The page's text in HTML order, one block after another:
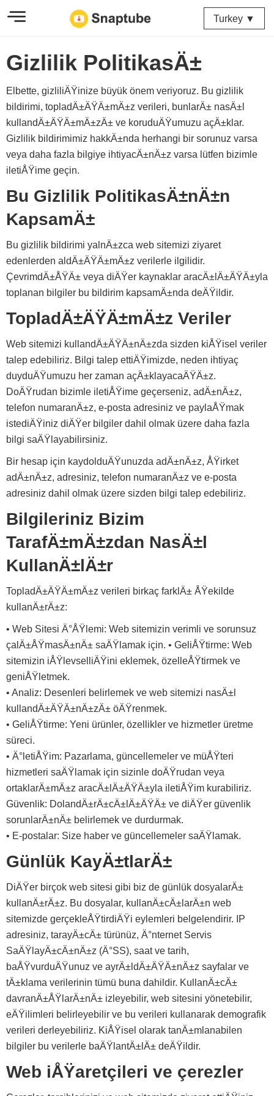
Turkey ▼
Gizlilik PolitikasÄ±
Elbette, gizliliÄŸinize büyük önem veriyoruz. Bu gizlilik
bildirimi, topladÄ±ÄŸÄ±mÄ±z verileri, bunlarÄ± nasÄ±l
kullandÄ±ÄŸÄ±mÄ±zÄ± ve koruduÄŸumuzu açÄ±klar.
Gizlilik bildirimimiz hakkÄ±nda herhangi bir sorunuz varsa
veya daha fazla bilgiye ihtiyacÄ±nÄ±z varsa lütfen bizimle
iletiÅŸime geçin.
Bu Gizlilik PolitikasÄ±nÄ±n
KapsamÄ±
Bu gizlilik bildirimi yalnÄ±zca web sitemizi ziyaret
edenlerden aldÄ±ÄŸÄ±mÄ±z verilerle ilgilidir.
ÇevrimdÄ±ÅŸÄ± veya diÄŸer kaynaklar aracÄ±lÄ±ÄŸÄ±yla
toplanan bilgiler bu bildirim kapsamÄ±nda deÄŸildir.
TopladÄ±ÄŸÄ±mÄ±z Veriler
Web sitemizi kullandÄ±ÄŸÄ±nÄ±zda sizden kiÅŸisel veriler
talep edebiliriz. Bilgi talep ettiÄŸimizde, neden ihtiyaç
duyduÄŸumuzu her zaman açÄ±klayacaÄŸÄ±z.
DoÄŸrudan bizimle iletiÅŸime geçerseniz, adÄ±nÄ±z,
telefon numaranÄ±z, e-posta adresiniz ve paylaÅŸmak
istediÄŸiniz diÄŸer bilgiler dahil olmak üzere daha fazla
bilgi saÄŸlayabilirsiniz.
Bir hesap için kaydolduÄŸunuzda adÄ±nÄ±z, ÅŸirket
adÄ±nÄ±z, adresiniz, telefon numaranÄ±z ve e-posta
adresiniz dahil olmak üzere sizden bilgi talep edebiliriz.
Bilgileriniz Bizim
TarafÄ±mÄ±zdan NasÄ±l
KullanÄ±lÄ±r
TopladÄ±ÄŸÄ±mÄ±z verileri birkaç farklÄ± ÅŸekilde
kullanÄ±rÄ±z:
• Web Sitesi Ä°ÅŸlemi: Web sitemizin verimli ve sorunsuz
çalÄ±ÅŸmasÄ±nÄ± saÄŸlamak için. • GeliÅŸtirme: Web
sitemizin iÅŸlevselliÄŸini eklemek, özelleÅŸtirmek ve
geniÅŸletmek.
• Analiz: Desenleri belirlemek ve web sitemizi nasÄ±l
kullandÄ±ÄŸÄ±nÄ±zÄ± öÄŸrenmek.
• GeliÅŸtirme: Yeni ürünler, özellikler ve hizmetler üretme
süreci.
• Ä°letiÅŸim: Pazarlama, güncellemeler ve müÅŸteri
hizmetleri saÄŸlamak için sizinle doÄŸrudan veya
ortaklarÄ±mÄ±z aracÄ±lÄ±ÄŸÄ±yla iletiÅŸim kurabiliriz.
Güvenlik: DolandÄ±rÄ±cÄ±lÄ±ÄŸÄ± ve diÄŸer güvenlik
sorunlarÄ±nÄ± belirlemek ve durdurmak.
• E-postalar: Size haber ve güncellemeler saÄŸlamak.
Günlük KayÄ±tlarÄ±
DiÄŸer birçok web sitesi gibi biz de günlük dosyalarÄ±
kullanÄ±rÄ±z. Bu dosyalar, kullanÄ±cÄ±larÄ±n web
sitemizde gerçekleÅŸtirdiÄŸi eylemleri belgelendirir. IP
adresiniz, tarayÄ±cÄ± türünüz, Ä°nternet Servis
SaÄŸlayÄ±cÄ±nÄ±z (Ä°SS), saat ve tarih,
baÅŸvurduÄŸunuz ve ayrÄ±ldÄ±ÄŸÄ±nÄ±z sayfalar ve
tÄ±klama verilerinin tümü buna dahildir. KullanÄ±cÄ±
davranÄ±ÅŸlarÄ±nÄ± izleyebilir, web sitesini yönetebilir,
eÄŸilimleri belirleyebilir ve bu verileri kullanarak demografik
verileri derleyebiliriz. KiÅŸisel olarak tanÄ±mlanabilen
bilgiler bu verilerle baÄŸlantÄ±lÄ± deÄŸildir.
Web iÅŸaretçileri ve çerezler